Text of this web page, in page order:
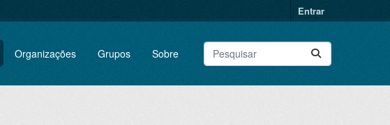
Entrar
Organizações Grupos Sobre